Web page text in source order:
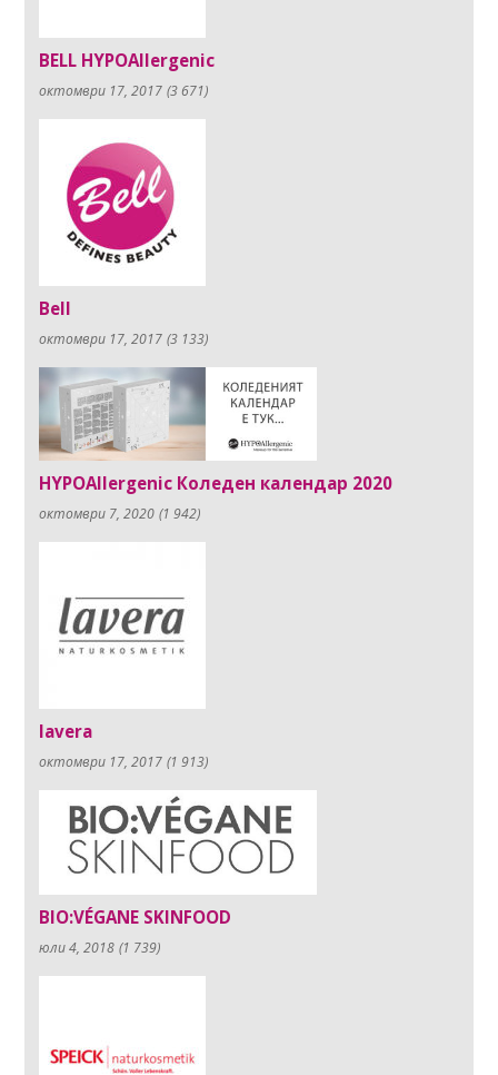
BELL HYPOAllergenic
октомври 17, 2017 (3 671)
Bell
октомври 17, 2017 (3 133)
HYPOAllergenic Коледен календар 2020
октомври 7, 2020 (1 942)
lavera
октомври 17, 2017 (1 913)
BIO:VÉGANE SKINFOOD
юли 4, 2018 (1 739)